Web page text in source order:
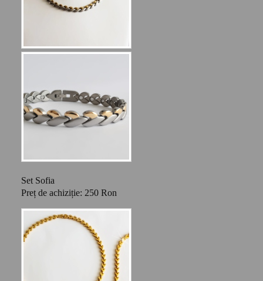
Set Sofia
Preț de achiziție: 250 Ron